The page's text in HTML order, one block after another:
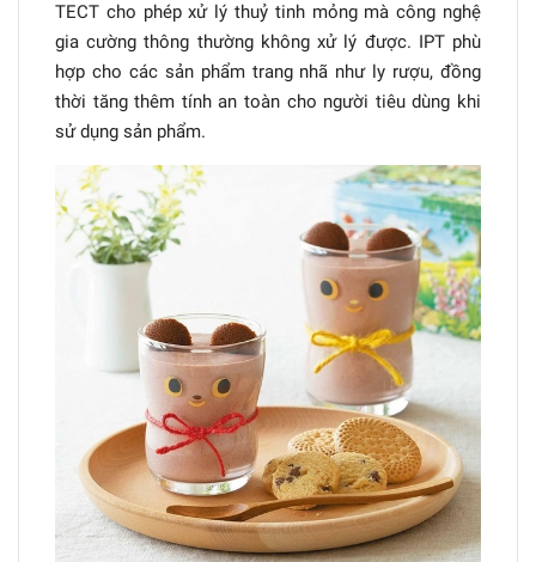
TECT cho phép xử lý thuỷ tinh mỏng mà công nghệ
gia cường thông thường không xử lý được. IPT phù
hợp cho các sản phẩm trang nhã như ly rượu, đồng
thời tăng thêm tính an toàn cho người tiêu dùng khi
sử dụng sản phẩm.